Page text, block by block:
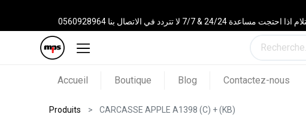
& 7/7 لا تتردد في الاتصال بنا 0560928964
Accueil Boutique Blog Contactez-nous
Produits CARCASSE APPLE A1398 (C) + (KB)